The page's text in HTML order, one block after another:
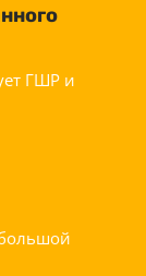
ГШР и